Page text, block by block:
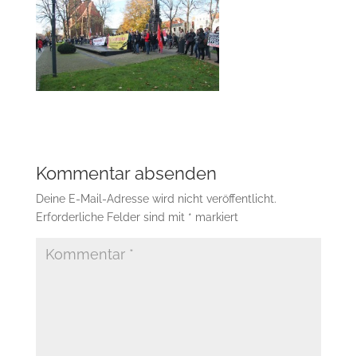
Kommentar absenden
Deine E-Mail-Adresse wird nicht veröffentlicht.
Erforderliche Felder sind mit * markiert